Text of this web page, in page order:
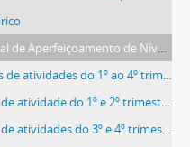
de Nível Superior
do 1º ao 4º trimestre, 1956
do 1º e 2º trimestre, 1957
do 3º e 4º trimestre, 1954